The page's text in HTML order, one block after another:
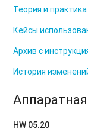
Теория и
Кейсы
Архив с
История
HW 05.20